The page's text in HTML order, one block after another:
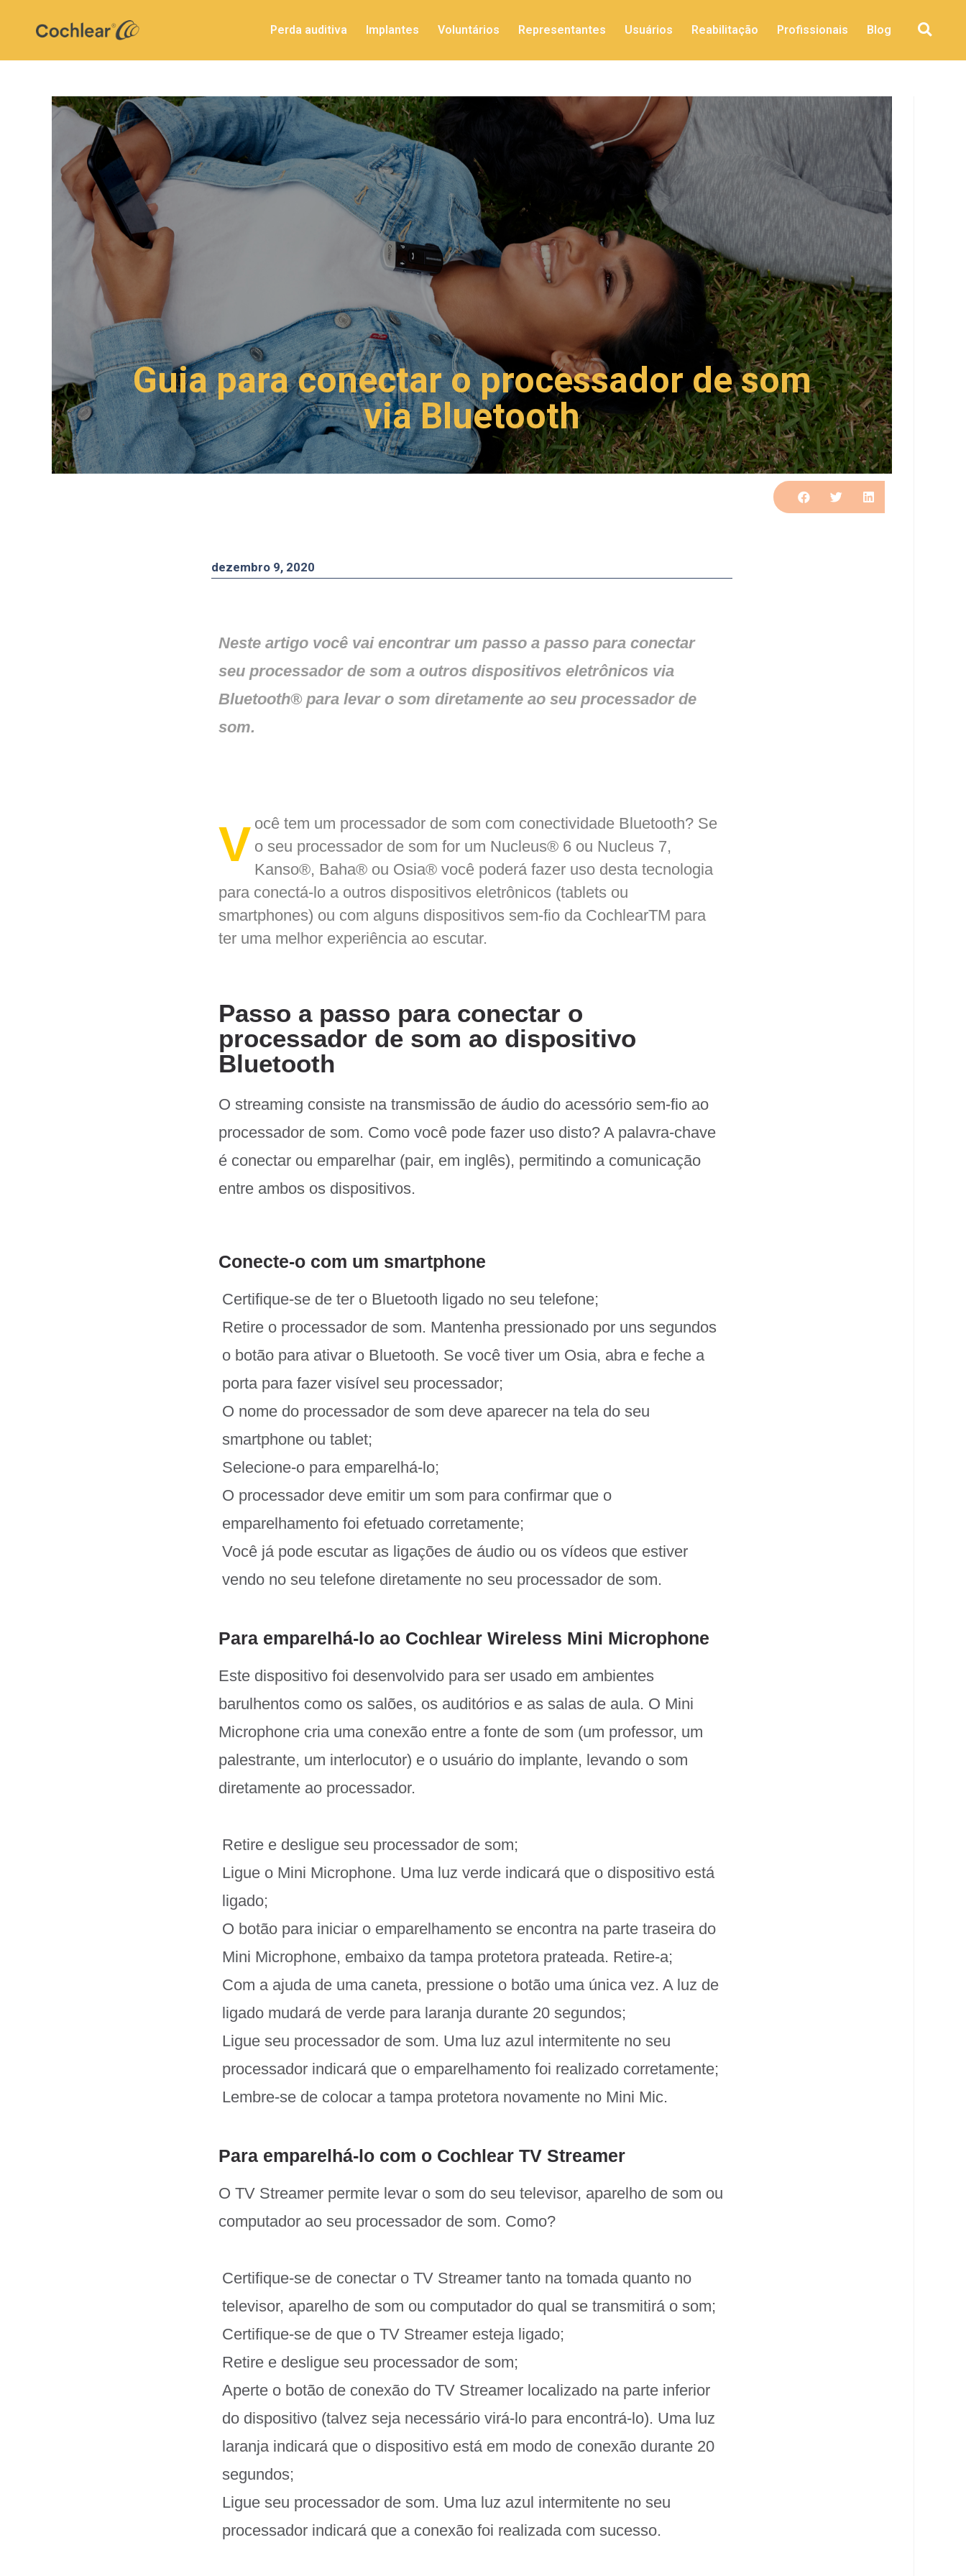
Perda auditiva Implantes Voluntários Representantes Usuários Reabilitação Profissionais Blog
Guia para conectar o processador de som
via Bluetooth
dezembro 9, 2020
Neste artigo você vai encontrar um passo a passo para conectar
seu processador de som a outros dispositivos eletrônicos via
Bluetooth® para levar o som diretamente ao seu processador de
som.
V ocê tem um processador de som com conectividade Bluetooth? Se
o seu processador de som for um Nucleus® 6 ou Nucleus 7,
Kanso®, Baha® ou Osia® você poderá fazer uso desta tecnologia
para conectá-lo a outros dispositivos eletrônicos (tablets ou
smartphones) ou com alguns dispositivos sem-fio da CochlearTM para
ter uma melhor experiência ao escutar.
Passo a passo para conectar o
processador de som ao dispositivo
Bluetooth
O streaming consiste na transmissão de áudio do acessório sem-fio ao
processador de som. Como você pode fazer uso disto? A palavra-chave
é conectar ou emparelhar (pair, em inglês), permitindo a comunicação
entre ambos os dispositivos.
Conecte-o com um smartphone
Certifique-se de ter o Bluetooth ligado no seu telefone;
Retire o processador de som. Mantenha pressionado por uns segundos
o botão para ativar o Bluetooth. Se você tiver um Osia, abra e feche a
porta para fazer visível seu processador;
O nome do processador de som deve aparecer na tela do seu
smartphone ou tablet;
Selecione-o para emparelhá-lo;
O processador deve emitir um som para confirmar que o
emparelhamento foi efetuado corretamente;
Você já pode escutar as ligações de áudio ou os vídeos que estiver
vendo no seu telefone diretamente no seu processador de som.
Para emparelhá-lo ao Cochlear Wireless Mini Microphone
Este dispositivo foi desenvolvido para ser usado em ambientes
barulhentos como os salões, os auditórios e as salas de aula. O Mini
Microphone cria uma conexão entre a fonte de som (um professor, um
palestrante, um interlocutor) e o usuário do implante, levando o som
diretamente ao processador.
Retire e desligue seu processador de som;
Ligue o Mini Microphone. Uma luz verde indicará que o dispositivo está
ligado;
O botão para iniciar o emparelhamento se encontra na parte traseira do
Mini Microphone, embaixo da tampa protetora prateada. Retire-a;
Com a ajuda de uma caneta, pressione o botão uma única vez. A luz de
ligado mudará de verde para laranja durante 20 segundos;
Ligue seu processador de som. Uma luz azul intermitente no seu
processador indicará que o emparelhamento foi realizado corretamente;
Lembre-se de colocar a tampa protetora novamente no Mini Mic.
Para emparelhá-lo com o Cochlear TV Streamer
O TV Streamer permite levar o som do seu televisor, aparelho de som ou
computador ao seu processador de som. Como?
Certifique-se de conectar o TV Streamer tanto na tomada quanto no
televisor, aparelho de som ou computador do qual se transmitirá o som;
Certifique-se de que o TV Streamer esteja ligado;
Retire e desligue seu processador de som;
Aperte o botão de conexão do TV Streamer localizado na parte inferior
do dispositivo (talvez seja necessário virá-lo para encontrá-lo). Uma luz
laranja indicará que o dispositivo está em modo de conexão durante 20
segundos;
Ligue seu processador de som. Uma luz azul intermitente no seu
processador indicará que a conexão foi realizada com sucesso.